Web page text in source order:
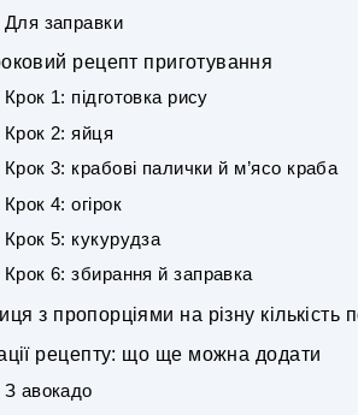
Для заправки
рецепт приготування
Крок 1: підготовка рису
Крок 2: яйця
Крок 3: крабові палички й м’ясо краба
Крок 4: огірок
Крок 5: кукурудза
Крок 6: збирання й заправка
з пропорціями на різну кількість
рецепту: що ще можна додати
З авокадо